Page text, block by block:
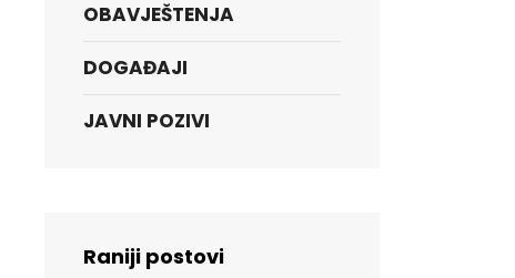
OBAVJEŠTENJA
DOGAĐAJI
JAVNI POZIVI
Raniji postovi